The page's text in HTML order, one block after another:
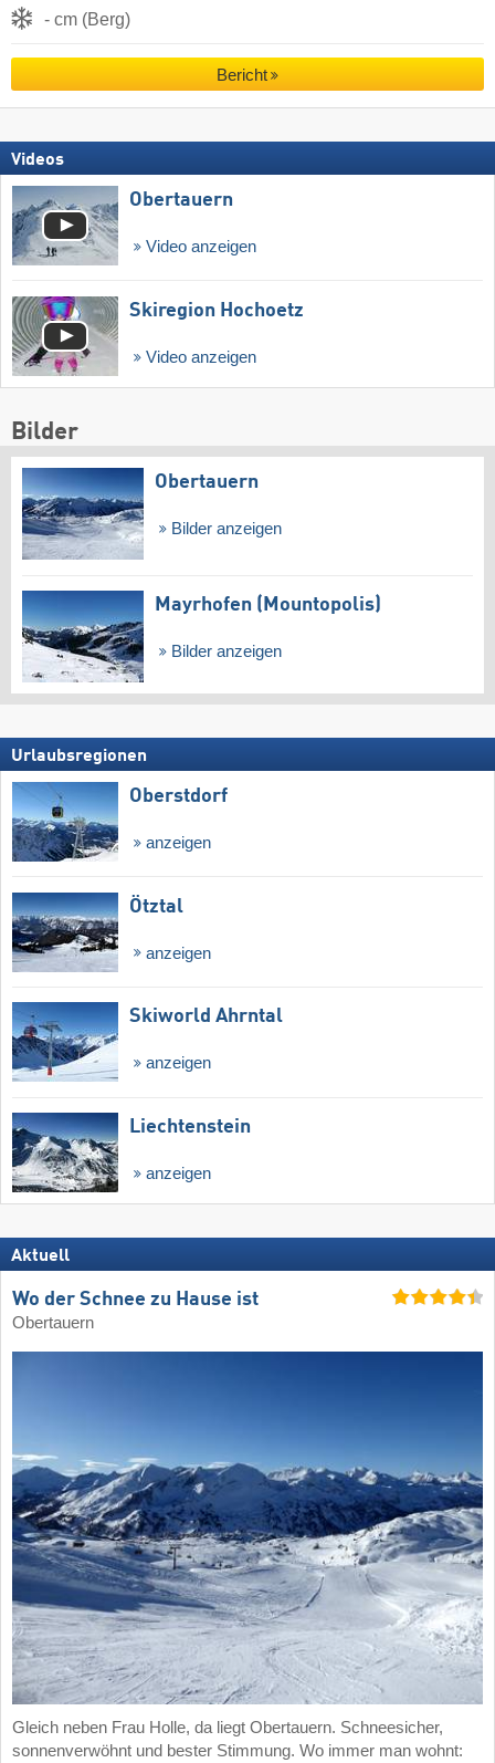
- cm (Berg)
Bericht
Videos
Obertauern
Video anzeigen
Skiregion Hochoetz
Video anzeigen
Bilder
Obertauern
Bilder anzeigen
Mayrhofen (Mountopolis)
Bilder anzeigen
Urlaubsregionen
Oberstdorf
anzeigen
Ötztal
anzeigen
Skiworld Ahrntal
anzeigen
Liechtenstein
anzeigen
Aktuell
Wo der Schnee zu Hause ist
Obertauern
Gleich neben Frau Holle, da liegt Obertauern. Schneesicher,
sonnenverwöhnt und bester Stimmung. Wo immer man wohnt: